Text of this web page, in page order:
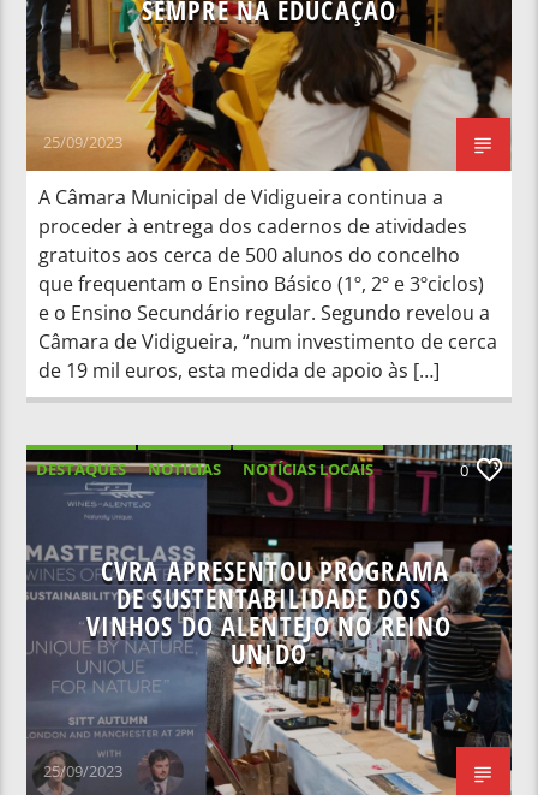
SEMPRE NA EDUCAÇÃO
25/09/2023
A Câmara Municipal de Vidigueira continua a
proceder à entrega dos cadernos de atividades
gratuitos aos cerca de 500 alunos do concelho
que frequentam o Ensino Básico (1º, 2º e 3ºciclos)
e o Ensino Secundário regular. Segundo revelou a
Câmara de Vidigueira, “num investimento de cerca
de 19 mil euros, esta medida de apoio às […]
DESTAQUES NOTICIAS
NOTÍCIAS LOCAIS
NOTÍCIAS NACIONAIS
0
CVRA APRESENTOU PROGRAMA
DE SUSTENTABILIDADE DOS
VINHOS DO ALENTEJO NO REINO
UNIDO
25/09/2023